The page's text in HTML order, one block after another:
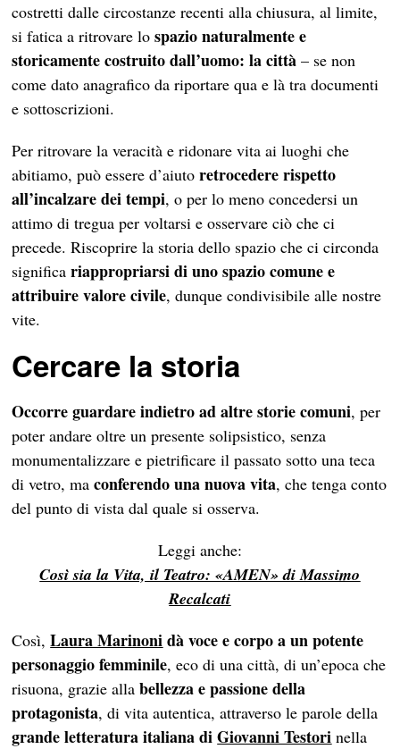
costretti dalle circostanze recenti alla chiusura, al limite,
si fatica a ritrovare lospazio naturalmente e
storicamente costruito dall’uomo: la città – se non
come dato anagrafico da riportare qua e là tra documenti
e sottoscrizioni.
Per ritrovare la veracità e ridonare vita ai luoghi che
abitiamo, può essere d’aiutoretrocedere rispetto
all’incalzare dei tempi, o per lo meno concedersi un
attimo di tregua per voltarsi e osservare ciò che ci
precede. Riscoprire la storia dello spazio che ci circonda
significariappropriarsi di uno spazio comune e
attribuire valore civile, dunque condivisibile alle nostre
vite.
Cercare la storia
Occorre guardare indietro ad altre storie comuni, per
poter andare oltre un presente solipsistico, senza
monumentalizzare e pietrificare il passato sotto una teca
di vetro, maconferendo una nuova vita, che tenga conto
del punto di vista dal quale si osserva.
Leggi anche:
Così sia la Vita, il Teatro: «AMEN» di Massimo
Recalcati
Così,Laura Marinonidà voce e corpo a un potente
personaggio femminile, eco di una città, di un’epoca che
risuona, grazie allabellezza e passione della
protagonista, di vita autentica, attraverso le parole della
grande letteratura italiana diGiovanni Testori nella